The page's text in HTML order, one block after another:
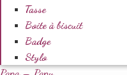
Tasse
Boite à biscuit
Badge
Stylo